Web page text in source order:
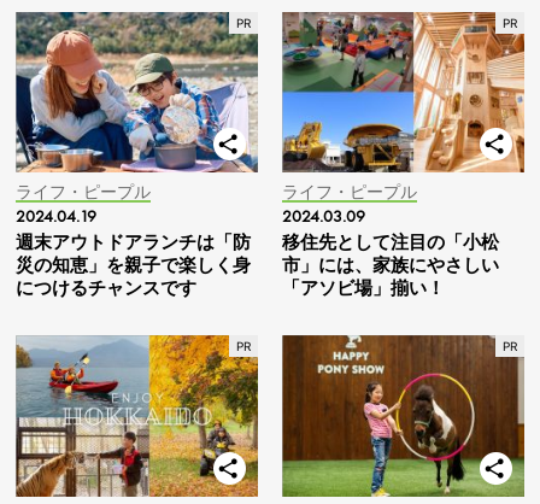
ライフ・ピープル
2024.04.19
週末アウトドアランチは「防
災の知恵」を親子で楽しく身
につけるチャンスです
ライフ・ピープル
2024.03.09
移住先として注目の「小松
市」には、家族にやさしい
「アソビ場」揃い！